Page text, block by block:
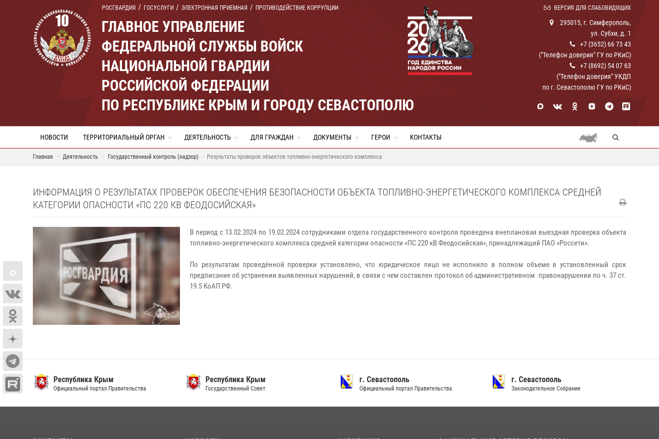
РОСГВАРДИЯ ГОСУСЛУГИ ЭЛЕКТРОННАЯ ПРИЕМНАЯ ПРОТИВОДЕЙСТВИЕ КОРРУПЦИИ ВЕРСИЯ ДЛЯ СЛАБОВИДЯЩИХ
ГЛАВНОЕ УПРАВЛЕНИЕ
ФЕДЕРАЛЬНОЙ СЛУЖБЫ ВОЙСК
НАЦИОНАЛЬНОЙ ГВАРДИИ
РОССИЙСКОЙ ФЕДЕРАЦИИ
ПО РЕСПУБЛИКЕ КРЫМ И ГОРОДУ СЕВАСТОПОЛЮ
295015, г. Симферополь,
ул. Субхи, д. 1
+7 (3652) 66 73 43
("Телефон доверия" ГУ по РКиС)
+7 (8692) 54 07 63
("Телефон доверия" УКДП
по г. Севастополю ГУ по РКиС)
НОВОСТИ ТЕРРИТОРИАЛЬНЫЙ ОРГАН ДЕЯТЕЛЬНОСТЬ ДЛЯ ГРАЖДАН ДОКУМЕНТЫ ГЕРОИ КОНТАКТЫ
Главная Деятельность Государственный контроль (надзор) Результаты проверок объектов топливно-энергетического комплекса
ИНФОРМАЦИЯ О РЕЗУЛЬТАТАХ ПРОВЕРОК ОБЕСПЕЧЕНИЯ БЕЗОПАСНОСТИ ОБЪЕКТА ТОПЛИВНО-ЭНЕРГЕТИЧЕСКОГО КОМПЛЕКСА СРЕДНЕЙ
КАТЕГОРИИ ОПАСНОСТИ «ПС 220 КВ ФЕОДОСИЙСКАЯ»
В период с 13.02.2024 по 19.02.2024 сотрудниками отдела государственного контроля проведена внеплановая выездная проверка объекта
топливно-энергетического комплекса средней категории опасности «ПС 220 кВ Феодосийская», принадлежащий ПАО «Россети».
По результатам проведённой проверки установлено, что юридическое лицо не исполнило в полном объеме в установленный срок
предписание об устранении выявленных нарушений, в связи с чем составлен протокол об административном правонарушении по ч. 37 ст.
19.5 КоАП РФ.
Республика Крым
Официальный портал Правительства
Республика Крым
Государственный Совет
г. Севастополь
Официальный портал Правительства
г. Севастополь
Законодательное Собрание